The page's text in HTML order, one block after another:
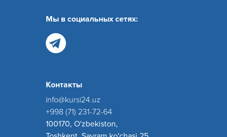
Мы в социальных сетях:
Контакты
info@kursi24.uz
+998 (71) 231-72-64
100170, O'zbekiston,